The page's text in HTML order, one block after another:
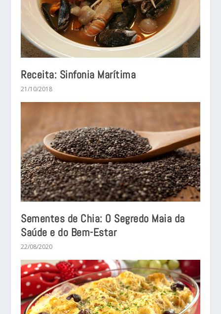
Receita: Sinfonia Marítima
21/10/2018
Sementes de Chia: O Segredo Maia da
Saúde e do Bem-Estar
22/08/2020